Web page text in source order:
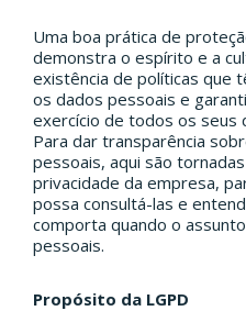
Uma boa prática de
demonstra o espírito e a
existência de políticas que
os dados pessoais e
exercício de todos os seus
Para dar transparência
pessoais, aqui são
privacidade da empresa,
possa consultá-las e
comporta quando o
pessoais.
Propósito da LGPD